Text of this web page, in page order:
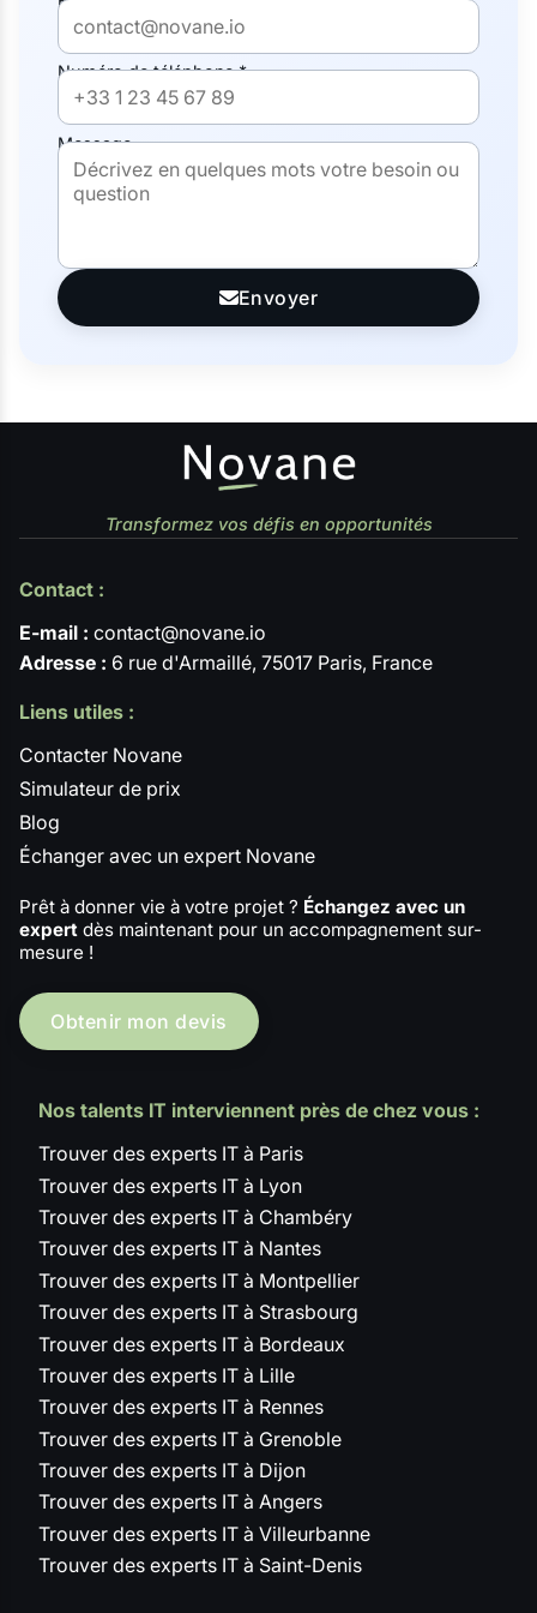
Numéro de téléphone *
Message
Envoyer
Transformez vos défis en opportunités
Contact :
E-mail : contact@novane.io
Adresse : 6 rue d'Armaillé, 75017 Paris, France
Liens utiles :
Contacter Novane
Simulateur de prix
Blog
Échanger avec un expert Novane
Prêt à donner vie à votre projet ? Échangez avec un
expert dès maintenant pour un accompagnement sur-
mesure !
Obtenir mon devis
Nos talents IT interviennent près de chez vous :
Trouver des experts IT à Paris
Trouver des experts IT à Lyon
Trouver des experts IT à Chambéry
Trouver des experts IT à Nantes
Trouver des experts IT à Montpellier
Trouver des experts IT à Strasbourg
Trouver des experts IT à Bordeaux
Trouver des experts IT à Lille
Trouver des experts IT à Rennes
Trouver des experts IT à Grenoble
Trouver des experts IT à Dijon
Trouver des experts IT à Angers
Trouver des experts IT à Villeurbanne
Trouver des experts IT à Saint-Denis